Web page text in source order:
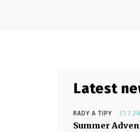
Latest
RADY A TIPY
Summer